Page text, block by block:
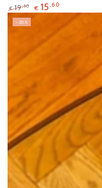
€ 19,50 € 15 ,60
–20%